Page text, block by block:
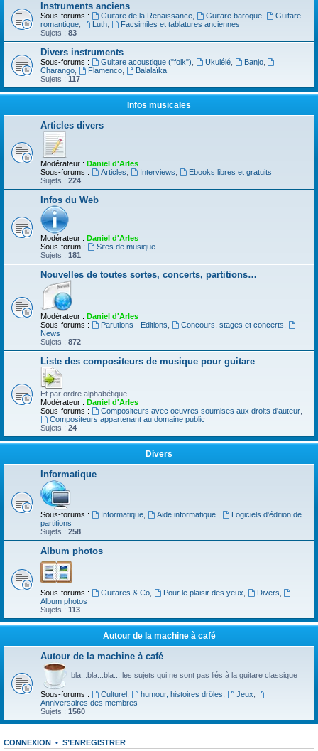
Instruments anciens
Sous-forums : Guitare de la Renaissance, Guitare baroque,
Guitare
romantique
Luth,
Facsimiles et tablatures anciennes
Sujets : 83
Divers instruments
Sous-forums : Guitare acoustique ("folk") Ukulélé, Banjo,
Charango
Flamenco,
Balalaïka
Sujets : 117
Infos musicales
Articles divers
Modérateur : Daniel d'Arles
Sous-forums :
Articles Interviews
Ebooks libres et gratuits
Sujets : 224
Infos du Web
Modérateur : Daniel d'Arles
Sous-forum :
Sites de musique
Sujets : 181
Nouvelles de toutes sortes, concerts, partitions…
Modérateur : Daniel d'Arles
Sous-forums :
Parutions - Editions Concours, stages et concerts
News
Sujets : 872
Liste des compositeurs de musique pour guitare
Et par ordre alphabétique
Modérateur : Daniel d'Arles
Sous-forums :
Compositeurs avec oeuvres soumises aux droits d'auteur,
Compositeurs appartenant au domaine public
Sujets : 24
Divers
Informatique
Sous-forums : Informatique, Aide informatique.
Logiciels d'édition de
partitions
Sujets : 258
Album photos
Sous-forums : Guitares & Co, Pour le plaisir des yeux Divers
Album photos
Sujets : 113
Autour de la machine à café
Autour de la machine à café
bla...bla...bla... les sujets qui ne sont pas liés à la guitare classique
Sous-forums : Culturel, humour, histoires drôles Jeux
Anniversaires des membres
Sujets : 1560
CONNEXION • S’ENREGISTRER